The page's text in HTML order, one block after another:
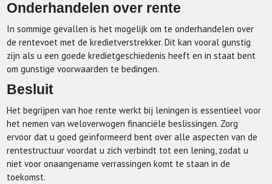
Onderhandelen over rente
In sommige gevallen is het mogelijk om te onderhandelen over
de rentevoet met de kredietverstrekker. Dit kan vooral gunstig
zijn als u een goede kredietgeschiedenis heeft en in staat bent
om gunstige voorwaarden te bedingen.
Besluit
Het begrijpen van hoe rente werkt bij leningen is essentieel voor
het nemen van weloverwogen financiële beslissingen. Zorg
ervoor dat u goed geïnformeerd bent over alle aspecten van de
rentestructuur voordat u zich verbindt tot een lening, zodat u
niet voor onaangename verrassingen komt te staan in de
toekomst.